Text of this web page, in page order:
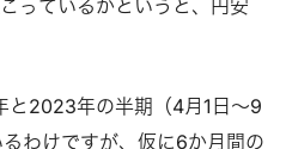
っているかというと、円安
2023年の半期（4月1日～9
わけですが、仮に6か月間の